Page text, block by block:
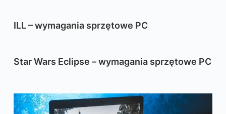
ILL – wymagania sprzętowe PC
Star Wars Eclipse – wymagania sprzętowe PC